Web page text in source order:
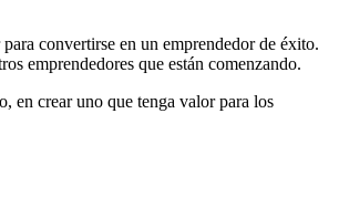
convertirse en un emprendedor de éxito.
emprendedores que están comenzando.
en crear uno que tenga valor para los